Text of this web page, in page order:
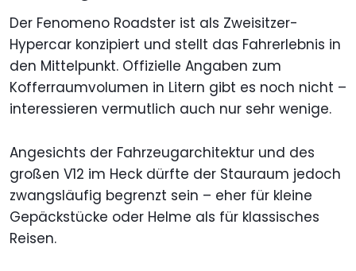
Der Fenomeno Roadster ist als Zweisitzer-
Hypercar konzipiert und stellt das Fahrerlebnis in
den Mittelpunkt. Offizielle Angaben zum
Kofferraumvolumen in Litern gibt es noch nicht –
interessieren vermutlich auch nur sehr wenige.
Angesichts der Fahrzeugarchitektur und des
großen V12 im Heck dürfte der Stauraum jedoch
zwangsläufig begrenzt sein – eher für kleine
Gepäckstücke oder Helme als für klassisches
Reisen.